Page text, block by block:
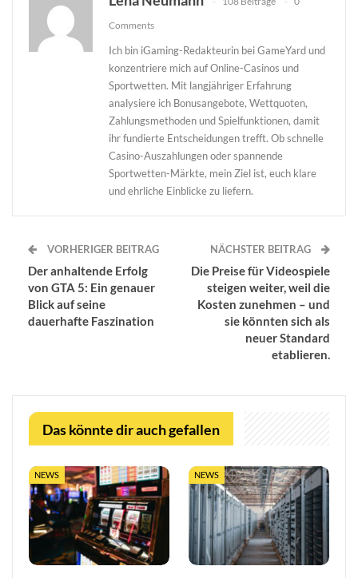
Comments
Ich bin iGaming-Redakteurin bei GameYard und
konzentriere mich auf Online-Casinos und
Sportwetten. Mit langjähriger Erfahrung
analysiere ich Bonusangebote, Wettquoten,
Zahlungsmethoden und Spielfunktionen, damit
ihr fundierte Entscheidungen trefft. Ob schnelle
Casino-Auszahlungen oder spannende
Sportwetten-Märkte, mein Ziel ist, euch klare
und ehrliche Einblicke zu liefern.
VORHERIGER BEITRAG
Der anhaltende Erfolg
von GTA 5: Ein genauer
Blick auf seine
dauerhafte Faszination
NÄCHSTER BEITRAG
Die Preise für Videospiele
steigen weiter, weil die
Kosten zunehmen – und
sie könnten sich als
neuer Standard
etablieren.
Das könnte dir auch gefallen
NEWS NEWS